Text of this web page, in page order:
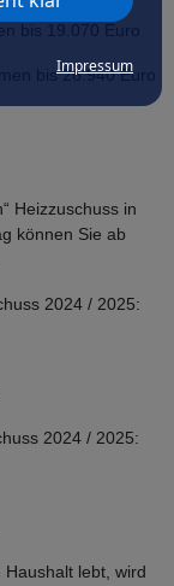
Impressum
bis 26.940 Euro
Heizzuschuss in
können Sie ab
2024 / 2025:
2024 / 2025:
lebt, wird